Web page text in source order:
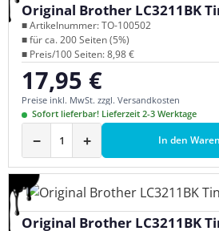
Original Brother LC3211BK
■ Artikelnummer: TO-100502
■ für ca. 200 Seiten (5%)
■ Preis/100 Seiten: 8,98 €
Regulärer Preis:
17,95 €
Preise inkl. MwSt. zzgl. Versandkosten
Sofort lieferbar! Lieferzeit 2-3 Werktage
− + In den
Original Brother LC3211BK